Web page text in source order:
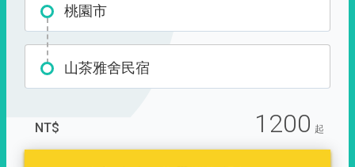
桃園市
山茶雅舍民宿
NT$ 1200 起